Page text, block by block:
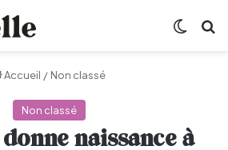
Accueil / Non classé
Non classé
naissance à